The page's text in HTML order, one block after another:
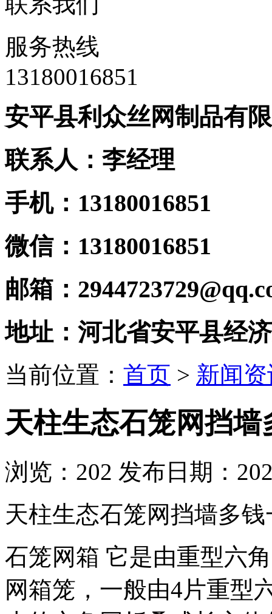
服务热线
13180016851
安平县利众丝网制品有
联系人：李经理
手机：13180016851
微信：13180016851
邮箱：
地址：河北省安平县经
当前位置： 首页 > 新闻
天柱生态石笼网挡
浏览： 202 发布日期：
天柱生态石笼网挡墙多
石笼网箱 它是由重型六
网箱笼，一般由4片重型